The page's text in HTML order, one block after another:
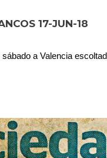
17-JUN-18
a Valencia